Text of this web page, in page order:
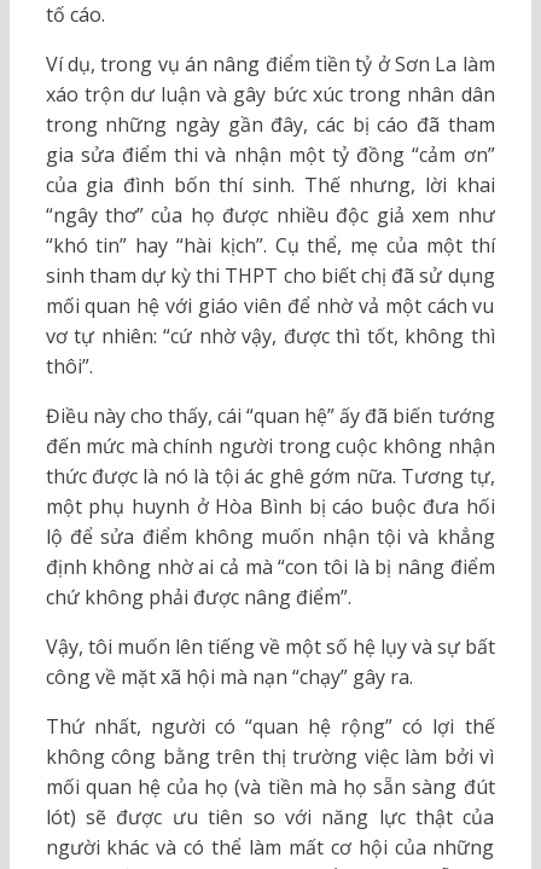
tố cáo.
Ví dụ, trong vụ án nâng điểm tiền tỷ ở Sơn La làm
xáo trộn dư luận và gây bức xúc trong nhân dân
trong những ngày gần đây, các bị cáo đã tham
gia sửa điểm thi và nhận một tỷ đồng “cảm ơn”
của gia đình bốn thí sinh. Thế nhưng, lời khai
“ngây thơ” của họ được nhiều độc giả xem như
“khó tin” hay “hài kịch”. Cụ thể, mẹ của một thí
sinh tham dự kỳ thi THPT cho biết chị đã sử dụng
mối quan hệ với giáo viên để nhờ vả một cách vu
vơ tự nhiên: “cứ nhờ vậy, được thì tốt, không thì
thôi”.
Điều này cho thấy, cái “quan hệ” ấy đã biến tướng
đến mức mà chính người trong cuộc không nhận
thức được là nó là tội ác ghê gớm nữa. Tương tự,
một phụ huynh ở Hòa Bình bị cáo buộc đưa hối
lộ để sửa điểm không muốn nhận tội và khẳng
định không nhờ ai cả mà “con tôi là bị nâng điểm
chứ không phải được nâng điểm”.
Vậy, tôi muốn lên tiếng về một số hệ lụy và sự bất
công về mặt xã hội mà nạn “chạy” gây ra.
Thứ nhất, người có “quan hệ rộng” có lợi thế
không công bằng trên thị trường việc làm bởi vì
mối quan hệ của họ (và tiền mà họ sẵn sàng đút
lót) sẽ được ưu tiên so với năng lực thật của
người khác và có thể làm mất cơ hội của những